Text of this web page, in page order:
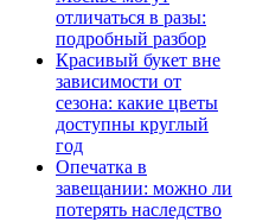
отличаться в разы:
подробный разбор
Красивый букет вне
зависимости от
сезона: какие цветы
доступны круглый
год
Опечатка в
завещании: можно ли
потерять наследство